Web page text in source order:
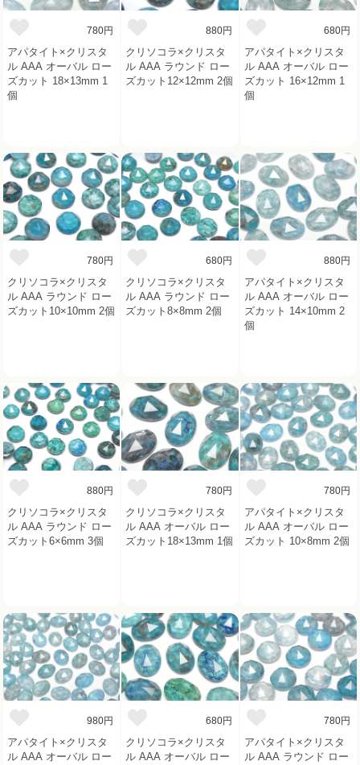
780円
アパタイト×クリスタ
ル AAA オーバル ロー
ズカット 18×13mm 1
個
880円
クリソコラ×クリスタ
ル AAA ラウンド ロー
ズカット12×12mm 2個
680円
アパタイト×クリスタ
ル AAA オーバル ロー
ズカット 16×12mm 1
個
780円
クリソコラ×クリスタ
ル AAA ラウンド ロー
ズカット10×10mm 2個
680円
クリソコラ×クリスタ
ル AAA ラウンド ロー
ズカット8×8mm 2個
880円
アパタイト×クリスタ
ル AAA オーバル ロー
ズカット 14×10mm 2
個
880円
クリソコラ×クリスタ
ル AAA ラウンド ロー
ズカット6×6mm 3個
780円
クリソコラ×クリスタ
ル AAA オーバル ロー
ズカット18×13mm 1個
780円
アパタイト×クリスタ
ル AAA オーバル ロー
ズカット 10×8mm 2個
980円
アパタイト×クリスタ
ル AAA オーバル ロー
680円
クリソコラ×クリスタ
ル AAA オーバル ロー
780円
アパタイト×クリスタ
ル AAA ラウンド ロー